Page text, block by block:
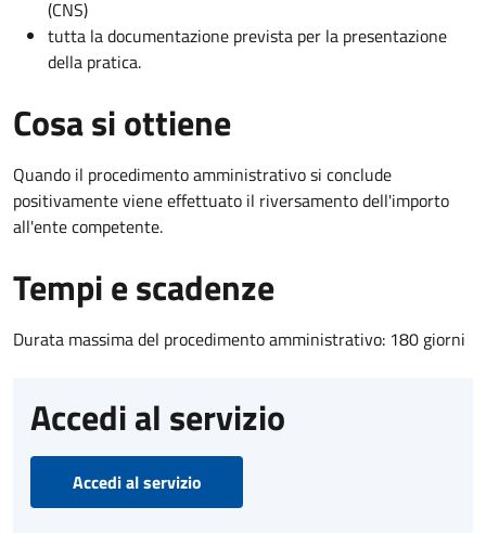
(CNS)
tutta la documentazione prevista per la presentazione
della pratica.
Cosa si ottiene
Quando il procedimento amministrativo si conclude
positivamente viene effettuato il riversamento dell'importo
all'ente competente.
Tempi e scadenze
Durata massima del procedimento amministrativo: 180 giorni
Accedi al servizio
Accedi al servizio